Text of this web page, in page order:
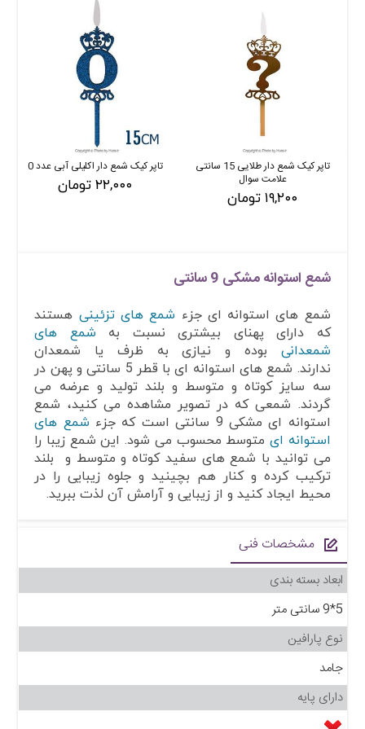
تاپر کیک شمع دار طلایی 15 سانتی
علامت سوال
۱۹,۲۰۰ تومان
تاپر کیک شمع دار اکلیلی آبی عدد 0
۲۲,۰۰۰ تومان
شمع استوانه مشکی 9 سانتی
شمع های استوانه ای جزء شمع های تزئینی هستند
که دارای پهنای بیشتری نسبت به شمع های
شمعدانی بوده و نیازی به ظرف یا شمعدان
ندارند. شمع های استوانه ای با قطر 5 سانتی و پهن در
سه سایز کوتاه و متوسط و بلند تولید و عرضه می
گردند. شمعی که در تصویر مشاهده می کنید، شمع
استوانه ای مشکی 9 سانتی است که جزء
شمع های
استوانه ای متوسط محسوب می شود. این شمع زیبا را
می توانید با شمع های سفید کوتاه و متوسط و بلند
ترکیب کرده و کنار هم بچینید و جلوه زیبایی را در
محیط ایجاد کنید و از زیبایی و آرامش آن لذت ببرید.
مشخصات فنی
ابعاد بسته بندی
5*9 سانتی متر
نوع پارافین
جامد
دارای پایه